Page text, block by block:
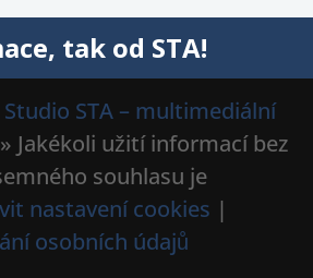
tak od STA!
Studio STA – multimediální
» Jakékoli užití informací bez
souhlasu je
nastavení cookies |
osobních údajů